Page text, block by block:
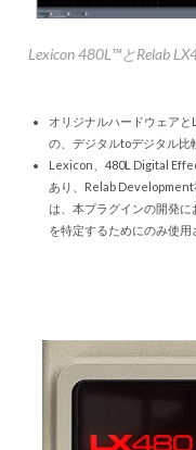
Lexicon 480L™とRelab
オリジナルハードウェア
の、デジタルtoデジタル比
Lexicon、480L Digital
あり、Relab
は、本プラグインの開発
を特定するためにのみ使用